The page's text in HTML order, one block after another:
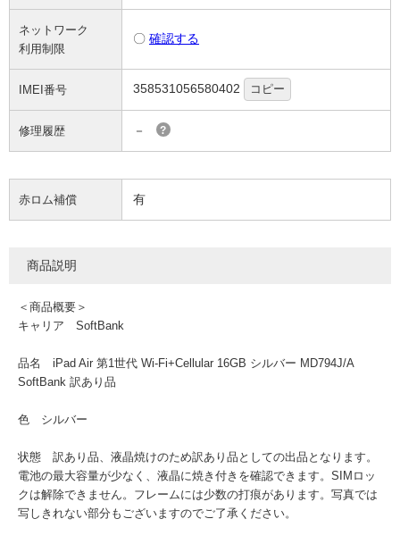
ネットワーク
利用制限
〇 確認する
IMEI番号 358531056580402 コピー
修理履歴 － ?
赤ロム補償 有
商品説明
＜商品概要＞
キャリア SoftBank
品名 iPad Air 第1世代 Wi-Fi+Cellular 16GB シルバー MD794J/A
SoftBank 訳あり品
色 シルバー
状態 訳あり品、液晶焼けのため訳あり品としての出品となります。
電池の最大容量が少なく、液晶に焼き付きを確認できます。SIMロッ
クは解除できません。フレームには少数の打痕があります。写真では
写しきれない部分もございますのでご了承ください。